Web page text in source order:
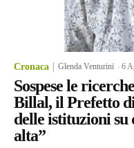
Cronaca Glenda Venturini -6
Sospese le
Billal, il Prefetto
delle istituzioni su
alta”